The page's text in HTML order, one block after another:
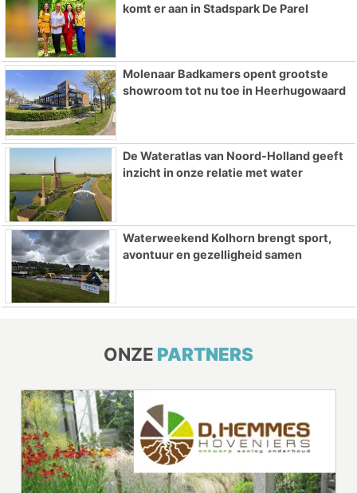
komt er aan in Stadspark De Parel
Molenaar Badkamers opent grootste
showroom tot nu toe in Heerhugowaard
De Wateratlas van Noord-Holland geeft
inzicht in onze relatie met water
Waterweekend Kolhorn brengt sport,
avontuur en gezelligheid samen
ONZE PARTNERS